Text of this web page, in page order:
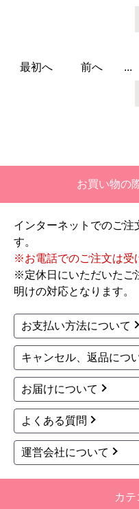
最初へ 前へ ...
お買い物の
インターネットでのご注
す。
※お電話でのご注文は受
※定休日にいただいたご
明けの対応となります。
お支払い方法について
キャンセル、返品につ
お届けについて
よくある質問
運営会社について
カ